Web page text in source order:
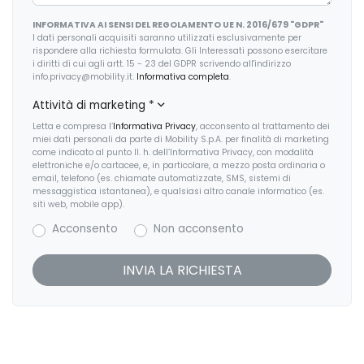
Garanzie
Head-up display
Illuminazione ambientale
Inserti in acciaio esterni
Kit riparazione pneumatici / tirefit
Limitatore di velocità
Pacchetto sicurezza
INFORMATIVA AI SENSI DEL REGOLAMENTO UE N. 2016/679 "GDPR"
I dati personali acquisiti saranno utilizzati esclusivamente per
rispondere alla richiesta formulata. Gli Interessati possono esercitare
i diritti di cui agli artt. 15 - 23 del GDPR scrivendo all'indirizzo
info.privacy@mobility.it. Informativa completa.
Attività di marketing *
Letta e compresa l’Informativa Privacy, acconsento al trattamento dei
miei dati personali da parte di Mobility S.p.A. per finalità di marketing
come indicato al punto II. h. dell’Informativa Privacy, con modalità
elettroniche e/o cartacee, e, in particolare, a mezzo posta ordinaria o
email, telefono (es. chiamate automatizzate, SMS, sistemi di
messaggistica istantanea), e qualsiasi altro canale informatico (es.
siti web, mobile app).
Acconsento Non acconsento